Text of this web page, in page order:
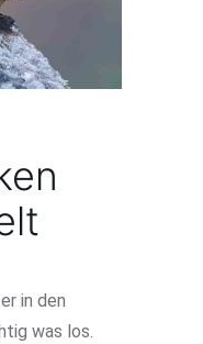
in den
was los.